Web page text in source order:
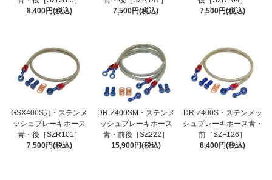
8,400円(税込)
7,500円(税込)
7,500円(税込)
GSX400S刀・ステンメ
ッシュブレーキホース
青・後［SZR101］
7,500円(税込)
DR-Z400SM・ステンメ
ッシュブレーキホース
青・前後［SZ222］
15,900円(税込)
DR-Z400S・ステンメッ
シュブレーキホース青・
前［SZF126］
8,400円(税込)